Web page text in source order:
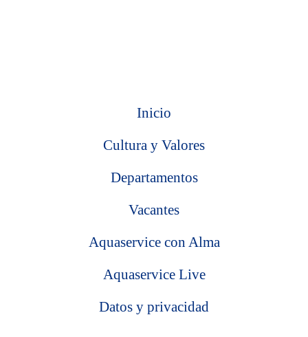
Inicio
Cultura y Valores
Departamentos
Vacantes
Aquaservice con Alma
Aquaservice Live
Datos y privacidad